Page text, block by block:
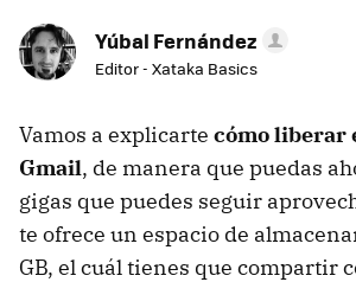
Yúbal Fernández
Editor - Xataka Basics
Vamos a explicarte cómo liberar
Gmail, de manera que puedas
gigas que puedes seguir
te ofrece un espacio de
GB, el cuál tienes que compartir